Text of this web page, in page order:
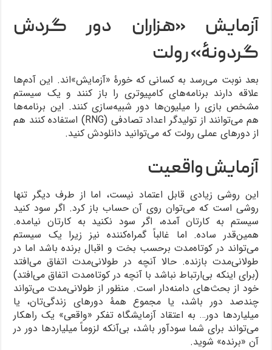
آزمایش «هزاران دور گردش
گردونۀ» رولت
بعد نوبت می‌رسد به کسانی که خورۀ «آزمایش»اند. این آدم‌ها
علاقه دارند برنامه‌های کامپیوتری را باز کنند و یک سیستم
مشخص بازی را میلیون‌ها دور شبیه‌سازی کنند. این برنامه‌ها
هم می‌توانند از تولیدگر اعداد تصادفی (RNG) استفاده کنند هم
از دورهای عملی رولت که می‌توانید دانلودش کنید.
آزمایش واقعیت
این روشی زیادی قابل اعتماد نیست، اما از طرف دیگر تنها
روشی است که می‌توان روی آن حساب باز کرد. اگر سود کنید
سیستم به کارتان آمده، اگر سود نکنید به کارتان نیامده.
همین‌قدر ساده. اما غالباً گمراه‌کننده نیز زیرا یک سیستم
می‌تواند در کوتاه‌مدت برحسب بخت و اقبال برنده باشد اما در
طولانی‌مدت بازنده. حالا آنچه در طولانی‌مدت اتفاق می‌افتد
(برای اینکه بی‌ارتباط نباشد با آنچه در کوتاه‌مدت اتفاق می‌افتد)
خود از بحث‌های دامنه‌دار است. منظور از طولانی‌مدت می‌تواند
چندصد دور باشد، یا مجموع همۀ دورهای زندگی‌تان، یا
میلیاردها دور… به اعتقاد آزمایشگاه تفکر «واقعی» یک راهکار
می‌تواند برای شما سودآور باشد، بی‌آنکه لزوماً میلیاردها دور در
آن «برنده» شوید.